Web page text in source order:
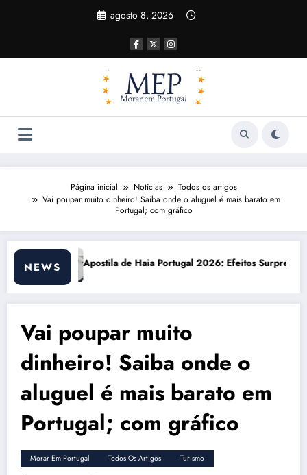
agosto 8, 2026
Página inicial Notícias
Todos os artigos
Vai poupar muito dinheiro! Saiba onde o aluguel é mais barato em
Portugal; com gráfico
NEWS
2026: Efeitos Surpreendentes e OportunidadesCusto de vida em
Vai poupar muito
dinheiro! Saiba onde o
aluguel é mais barato em
Portugal; com gráfico
Morar Em Portugal Todos Os Artigos Turismo